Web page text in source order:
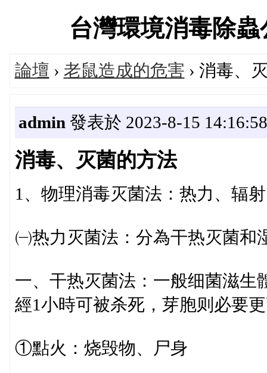
台灣環境消毒除
論壇 › 老鼠造成的危害 › 消毒、
admin 發表於 2023-8-15 14:16:58
消毒、灭菌的方法
1、物理消毒灭菌法：热力、辐
㈠热力灭菌法：分為干热灭菌和
一、干热灭菌法：一般细菌滋
經1小時可被杀死，芽胞则必要
①點火：烧毁物、尸身